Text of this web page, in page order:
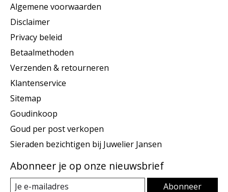
Algemene voorwaarden
Disclaimer
Privacy beleid
Betaalmethoden
Verzenden & retourneren
Klantenservice
Sitemap
Goudinkoop
Goud per post verkopen
Sieraden bezichtigen bij Juwelier Jansen
Abonneer je op onze nieuwsbrief
Abonneer